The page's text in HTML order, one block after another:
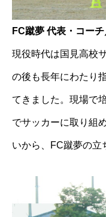
FC蹴夢 代表・コー
現役時代は国見高校
の後も長年にわたり
てきました。現場で
でサッカーに取り組
いから、FC蹴夢の立